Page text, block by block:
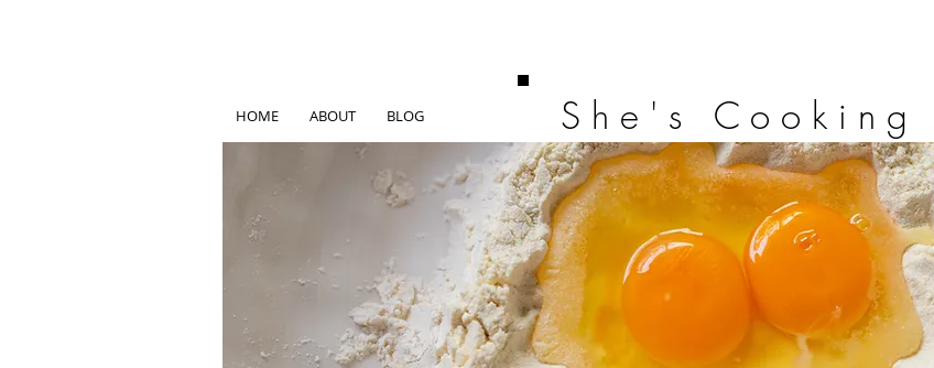
HOME ABOUT BLOG She's Cooking